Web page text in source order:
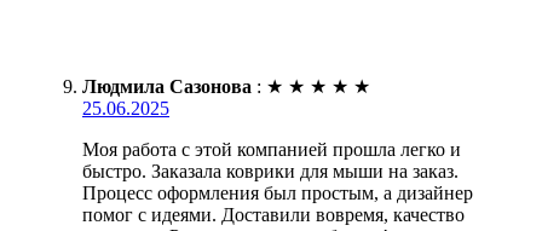
Людмила Сазонова : ★ ★ ★ ★ ★
25.06.2025
Моя работа с этой компанией прошла легко и
быстро. Заказала коврики для мыши на заказ.
Процесс оформления был простым, а дизайнер
помог с идеями. Доставили вовремя, качество